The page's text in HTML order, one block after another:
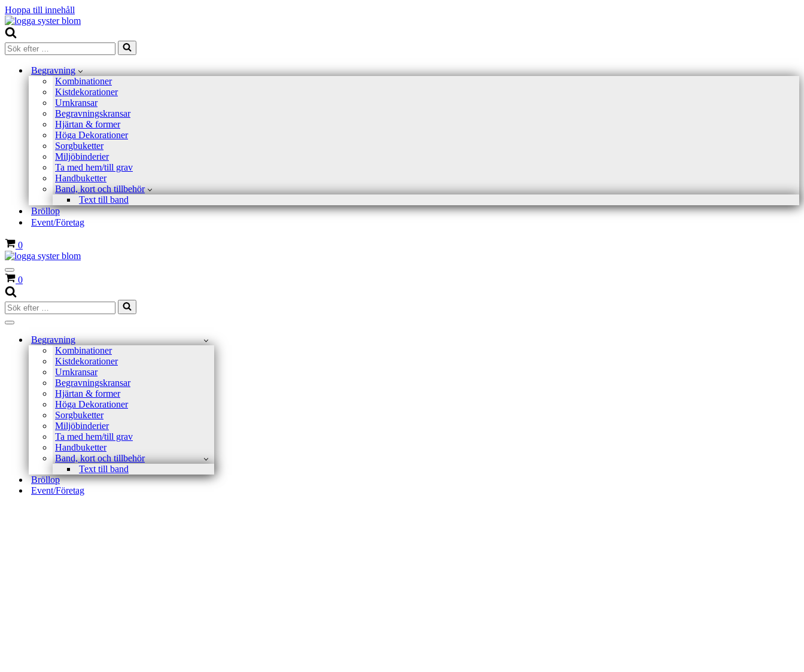
Hoppa till innehåll
Sök
efter
Begravning
Kombinationer
Kistdekorationer
Urnkransar
Begravningskransar
Hjärtan & former
Höga Dekorationer
Sorgbuketter
Miljöbinderier
Ta med hem/till grav
Handbuketter
Band, kort och tillbehör
Text till band
Bröllop
Event/Företag
Varukorg
0
Navigeringsmeny
Varukorg
0
Sök
efter
…Navigeringsmeny
Begravning
Kombinationer
Kistdekorationer
Urnkransar
Begravningskransar
Hjärtan & former
Höga Dekorationer
Sorgbuketter
Miljöbinderier
Ta med hem/till grav
Handbuketter
Band, kort och tillbehör
Text till band
Bröllop
Event/Företag